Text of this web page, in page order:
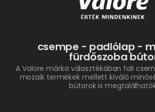
csempe - padlólap -
fürdőszoba
A Valore márka választékában fali
mozaik termékek mellett kiváló
bútorok is